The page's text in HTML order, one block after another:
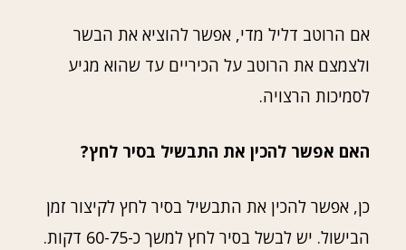
אם הרוטב דליל מדי, אפשר להוציא את הבשר
ולצמצם את הרוטב על הכיריים עד שהוא מגיע
לסמיכות הרצויה.
האם אפשר להכין את התבשיל בסיר לחץ?
כן, אפשר להכין את התבשיל בסיר לחץ לקיצור זמן
הבישול. יש לבשל בסיר לחץ למשך כ-60-75 דקות.